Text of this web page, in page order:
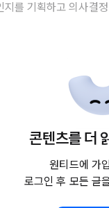
를 기획하고 의사결
콘텐츠를 더
원티드에 가
로그인 후 모든 글